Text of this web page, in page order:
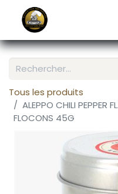
Tous les produits
ALEPPO CHILI PEPPER
FLOCONS 45G